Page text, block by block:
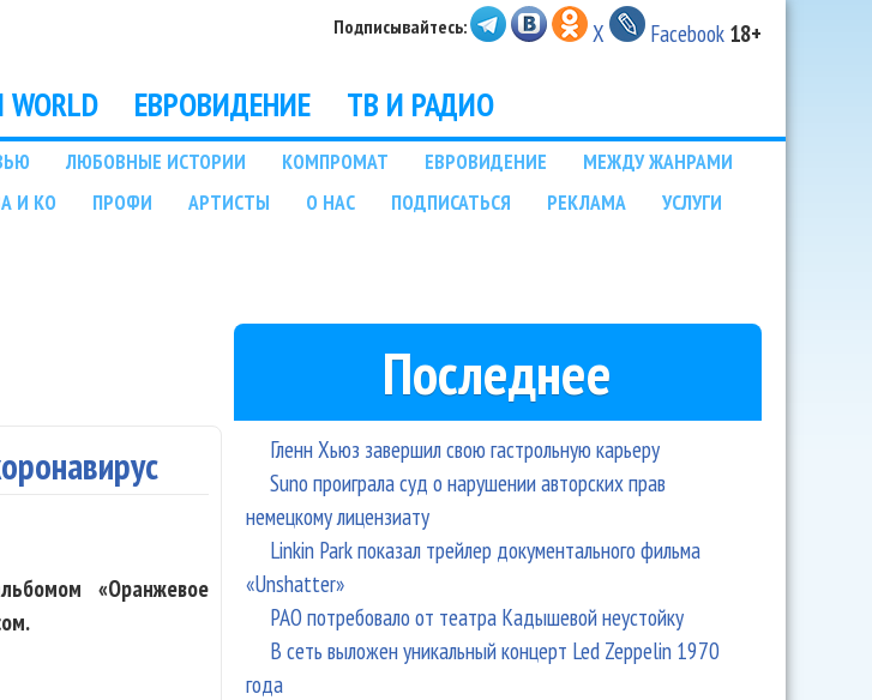
Подписывайтесь: X Facebook 18+
ЕВРОВИДЕНИЕ ТВ И РАДИО
ЛЮБОВНЫЕ ИСТОРИИ КОМПРОМАТ ЕВРОВИДЕНИЕ
МЕЖДУ ЖАНРАМИ
И КО ПРОФИ АРТИСТЫ О НАС ПОДПИСАТЬСЯ РЕКЛАМА
УСЛУГИ
«Оранжевое
Последнее
Гленн Хьюз завершил свою гастрольную карьеру
Suno проиграла суд о нарушении авторских прав
немецкому лицензиату
Linkin Park показал трейлер документального фильма
«Unshatter»
РАО потребовало от театра Кадышевой неустойку
В сеть выложен уникальный концерт Led Zeppelin 1970
года